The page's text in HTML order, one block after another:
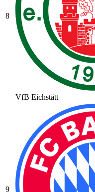
8
VfB Eichstätt
9